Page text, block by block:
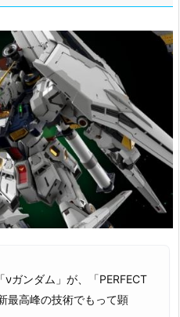
ガンダム」が、「PERFECT
最高峰の技術でもって顕